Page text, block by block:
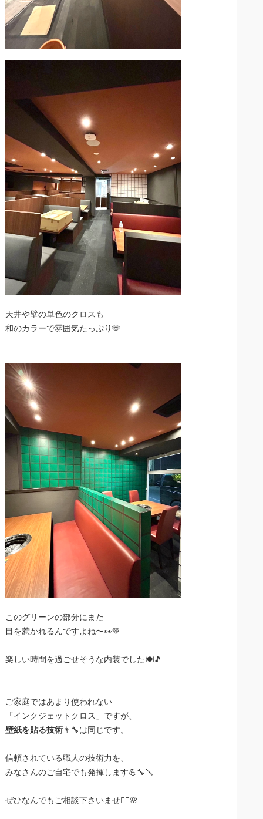
天井や壁の単色のクロスも
和のカラーで雰囲気たっぷり🫶
このグリーンの部分にまた
目を惹かれるんですよね〜👀💚
楽しい時間を過ごせそうな内装でした🍽🎵
ご家庭ではあまり使われない
「インクジェットクロス」ですが、
壁紙を貼る技術👨‍🔧は同じです。
信頼されている職人の技術力を、
みなさんのご自宅でも発揮します💪🔧🪛
ぜひなんでもご相談下さいませ🙋‍♀️🌸